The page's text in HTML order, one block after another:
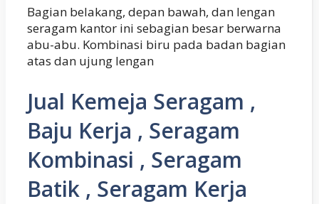
Bagian belakang, depan bawah, dan lengan
seragam kantor ini sebagian besar berwarna
abu-abu. Kombinasi biru pada badan bagian
atas dan ujung lengan
Jual Kemeja Seragam ,
Baju Kerja , Seragam
Kombinasi , Seragam
Batik , Seragam Kerja